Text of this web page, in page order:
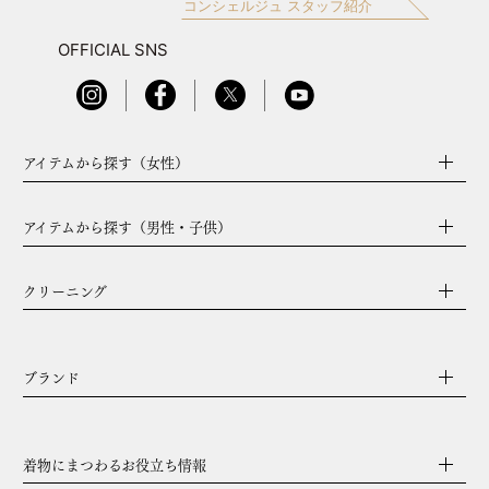
コンシェルジュ スタッフ紹介
OFFICIAL SNS
アイテムから探す（女性）
アイテムから探す（男性・子供）
クリーニング
ブランド
着物にまつわるお役立ち情報